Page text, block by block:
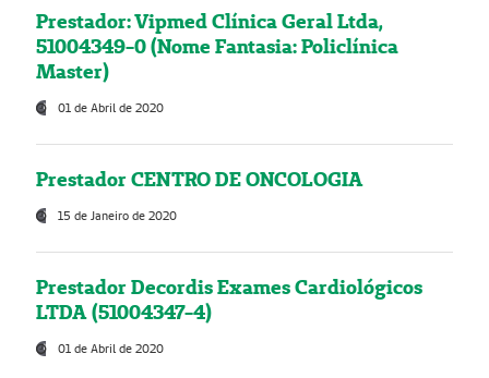
Prestador: Vipmed Clínica Geral Ltda,
51004349-0 (Nome Fantasia: Policlínica
Master)
01 de Abril de 2020
Prestador CENTRO DE ONCOLOGIA
15 de Janeiro de 2020
Prestador Decordis Exames Cardiológicos
LTDA (51004347-4)
01 de Abril de 2020